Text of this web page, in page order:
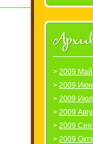
2009 Май
2009
2009
2009
2009
2009